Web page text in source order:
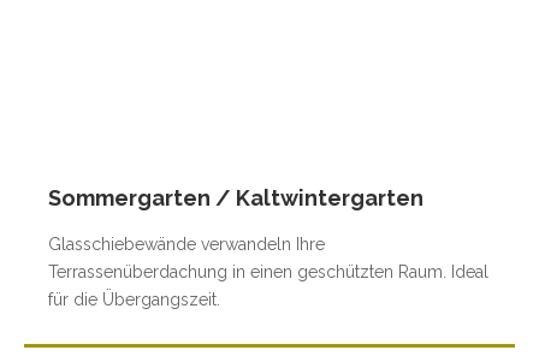
Sommergarten / Kaltwintergarten
Glasschiebewände verwandeln Ihre
Terrassenüberdachung in einen geschützten Raum. Ideal
für die Übergangszeit.